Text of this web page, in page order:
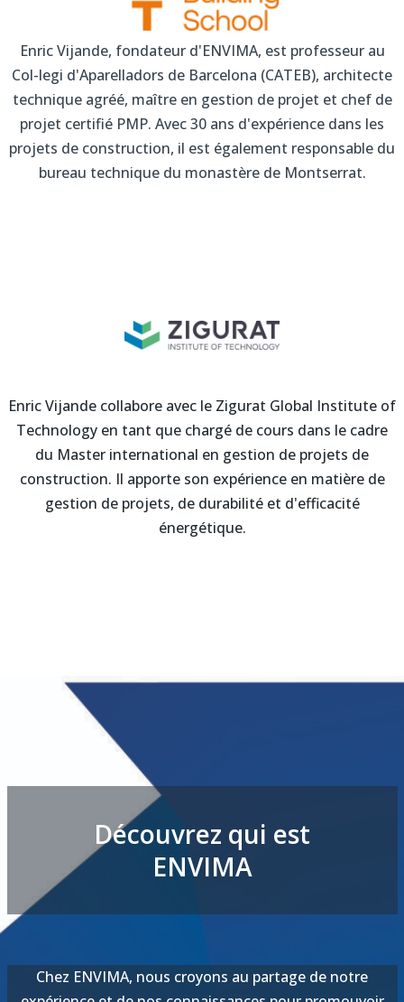
Enric Vijande, fondateur d'ENVIMA, est professeur au
Col-legi d'Aparelladors de Barcelona (CATEB), architecte
technique agréé, maître en gestion de projet et chef de
projet certifié PMP. Avec 30 ans d'expérience dans les
projets de construction, il est également responsable du
bureau technique du monastère de Montserrat.
Enric Vijande collabore avec le Zigurat Global Institute of
Technology en tant que chargé de cours dans le cadre
du Master international en gestion de projets de
construction. Il apporte son expérience en matière de
gestion de projets, de durabilité et d'efficacité
énergétique.
Découvrez qui est
ENVIMA
Chez ENVIMA, nous croyons au partage de notre